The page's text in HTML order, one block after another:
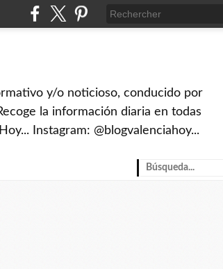
y/o noticioso, conducido por
la información diaria en todas
Instagram: @blogvalenciahoy...